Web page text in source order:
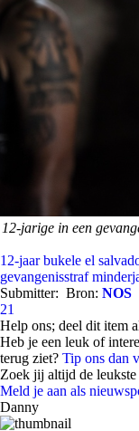
12-jarige in een
12-jaar bukele el
gevangenisstraf
Submitter: Bron: NOS
21
Help ons; deel dit item
Heb je een leuk of
terug ziet? Tip ons dan
Zoek jij altijd de
Meld je aan als
Danny